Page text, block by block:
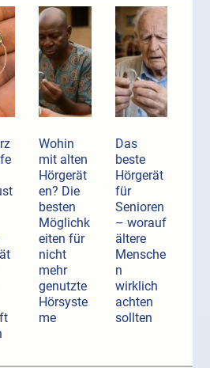
Wohin
mit alten
Hörgerät
en? Die
besten
Möglichk
eiten für
nicht
mehr
genutzte
Hörsyste
me
Das
beste
Hörgerät
für
Senioren
– worauf
ältere
Mensche
n
wirklich
achten
sollten